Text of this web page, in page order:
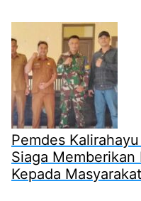
Pemdes
Siaga Memberikan
Kepada Masyarakat